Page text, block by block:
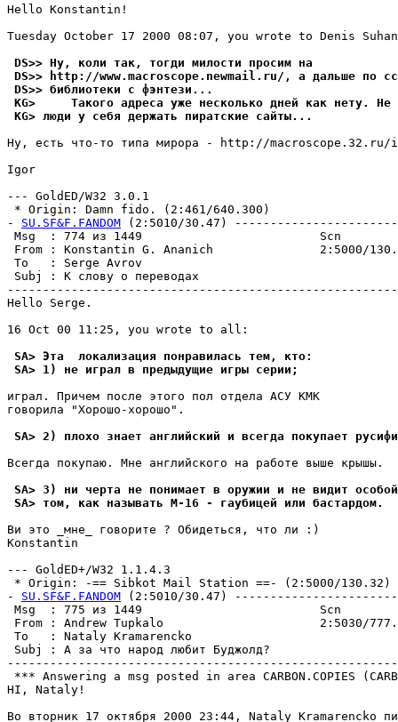
Hello Konstantin!
Tuesday October 17 2000 08:07, you wrote to Denis
DS>> Ну, коли так, тогди милости просим на
DS>> http://www.macroscope.newmail.ru/, а дальше по
DS>> библиотеки с фэнтези...
KG>     Такого адреса уже несколько дней как нету. Не
KG> люди у себя держать пиратские сайты...
Ну, есть что-то типа мирора - http://
Igor
--- GoldED/W32 3.0.1
* Origin: Damn fido. (2:461/640.300)
- SU.SF&F.FANDOM (2:5010/30.47)
Msg  : 774 из 1449
From : Konstantin G. Ananich               2:5000/
To   : Serge Avrov
Subj : К слову о
Hello Serge.
16 Oct 00 11:25, you wrote to all:
SA> Эта  локализация понравилась тем, кто:
SA> 1) не играл в предыдущие игры серии;
играл. Причем после этого пол отдела АСУ КМК
говорила "Хорошо-хорошо".
SA> 2) плохо знает английский и всегда покупает
Всегда покупаю. Мне английского на работе выше крышы.
SA> 3) ни черта не понимает в оружии и не видит
SA> том, как называть М-16 - гаубицей или бастардом.
Ви это _мне_ говорите ? Обидеться, что ли :)
Konstantin
--- GoldED+/W32 1.1.4.3
* Origin: -== Sibkot Mail Station ==- (2:5000/130.32)
- SU.SF&F.FANDOM (2:5010/30.47)
Msg  : 775 из 1449
From : Andrew Tupkalo                      2:5030/
To   : Nataly Kramarencko
Subj : А за что народ
*** Answering a msg posted in area CARBON.COPIES
HI, Nataly!